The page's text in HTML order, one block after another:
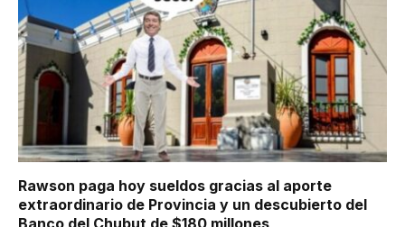
Rawson paga hoy sueldos gracias al aporte
extraordinario de Provincia y un descubierto del
Banco del Chubut de $180 millones